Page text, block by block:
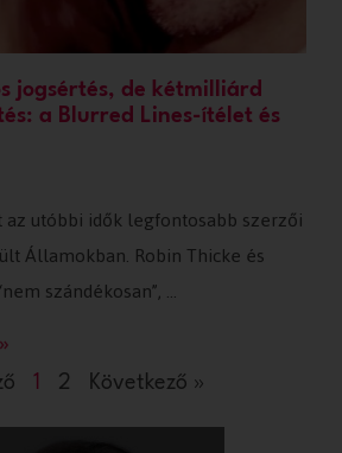
jogsértés, de kétmilliárd
a Blurred Lines-ítélet és
utóbbi idők legfontosabb szerzői
Államokban. Robin Thicke és
szándékosan”, …
1 2 Következő »